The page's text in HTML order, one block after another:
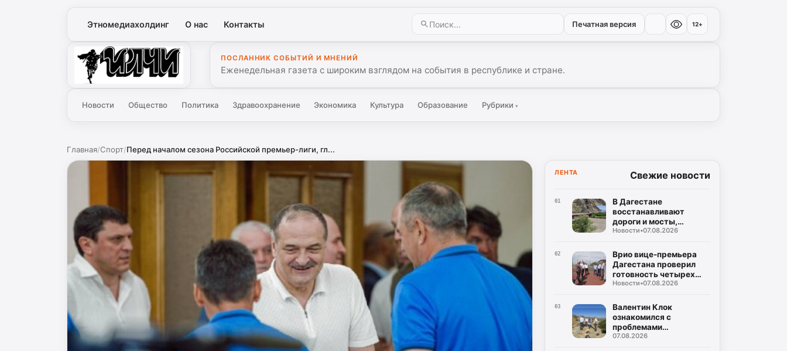
Этномедиахолдинг О нас Контакты Печатная версия 12+
Илчи
ПОСЛАННИК СОБЫТИЙ И МНЕНИЙ
Еженедельная газета с широким взглядом на события в республике и стране.
Новости Общество Политика Здравоохранение Экономика Культура Образование Рубрики ▾
Главная/Спорт/Перед началом сезона Российской премьер-лиги, гл...
ЛЕНТА Свежие новости
01
В Дагестане
восстанавливают
дороги и мосты,
поврежденные ливнями
Новости•07.08.2026
02
Врио вице-премьера
Дагестана проверил
готовность четырех
школ к 1 сентября
Новости•07.08.2026
03
Валентин Клок
ознакомился с
проблемами
водоснабжения
07.08.2026